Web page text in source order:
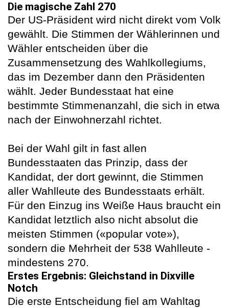
Die magische Zahl 270
Der US-Präsident wird nicht direkt vom Volk
gewählt. Die Stimmen der Wählerinnen und
Wähler entscheiden über die
Zusammensetzung des Wahlkollegiums,
das im Dezember dann den Präsidenten
wählt. Jeder Bundesstaat hat eine
bestimmte Stimmenanzahl, die sich in etwa
nach der Einwohnerzahl richtet.
Bei der Wahl gilt in fast allen
Bundesstaaten das Prinzip, dass der
Kandidat, der dort gewinnt, die Stimmen
aller Wahlleute des Bundesstaats erhält.
Für den Einzug ins Weiße Haus braucht ein
Kandidat letztlich also nicht absolut die
meisten Stimmen («popular vote»),
sondern die Mehrheit der 538 Wahlleute -
mindestens 270.
Erstes Ergebnis: Gleichstand in Dixville
Notch
Die erste Entscheidung fiel am Wahltag